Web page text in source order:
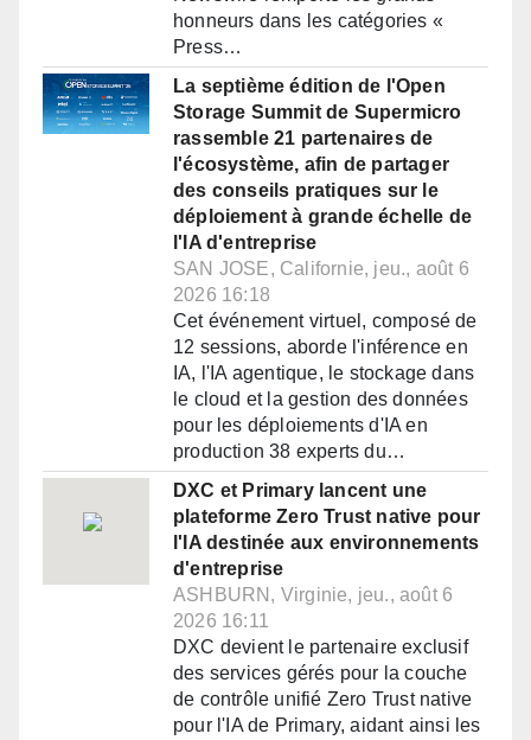
honneurs dans les catégories «
Press…
La septième édition de l'Open
Storage Summit de Supermicro
rassemble 21 partenaires de
l'écosystème, afin de partager
des conseils pratiques sur le
déploiement à grande échelle de
l'IA d'entreprise
SAN JOSE, Californie, jeu., août 6
2026 16:18
Cet événement virtuel, composé de
12 sessions, aborde l'inférence en
IA, l'IA agentique, le stockage dans
le cloud et la gestion des données
pour les déploiements d'IA en
production 38 experts du…
DXC et Primary lancent une
plateforme Zero Trust native pour
l'IA destinée aux environnements
d'entreprise
ASHBURN, Virginie, jeu., août 6
2026 16:11
DXC devient le partenaire exclusif
des services gérés pour la couche
de contrôle unifié Zero Trust native
pour l'IA de Primary, aidant ainsi les